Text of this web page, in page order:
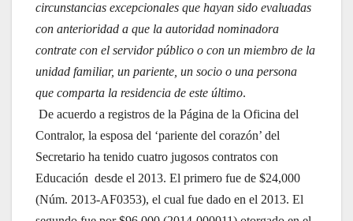
circunstancias excepcionales que hayan sido evaluadas
con anterioridad a que la autoridad nominadora
contrate con el servidor público o con un miembro de la
unidad familiar, un pariente, un socio o una persona
que comparta la residencia de este último.
De acuerdo a registros de la Página de la Oficina del
Contralor, la esposa del ‘pariente del corazón’ del
Secretario ha tenido cuatro jugosos contratos con
Educación desde el 2013. El primero fue de $24,000
(Núm. 2013-AF0353), el cual fue dado en el 2013. El